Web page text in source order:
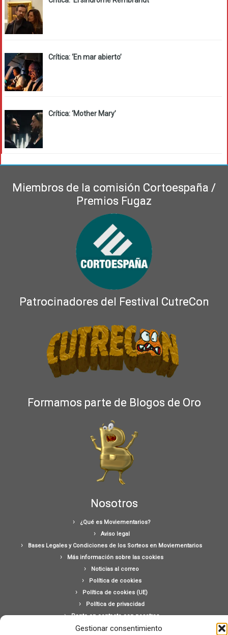
Gestionar consentimiento
Crítica: ‘En mar abierto’
Crítica: ‘Mother Mary’
Miembros de la comisión Cortoespaña /
Premios Fugaz
Patrocinadores del Festival CutreCon
Formamos parte de Blogos de Oro
Nosotros
¿Qué es Moviementarios?
Aviso legal
Bases Legales y Condiciones de los Sorteos en Moviementarios
Más información sobre las cookies
Noticias al correo
Política de cookies
Política de cookies (UE)
Política de privacidad
Ponte en contacto con nosotros